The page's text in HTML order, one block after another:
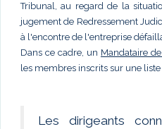
Tribunal, au regard de la
jugement de Redressement
à l'encontre de l'entreprise
Dans ce cadre, un Mandataire
les membres inscrits sur une
Les dirigeants